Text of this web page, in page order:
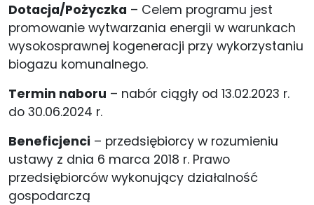
Dotacja/Pożyczka – Celem programu jest
promowanie wytwarzania energii w warunkach
wysokosprawnej kogeneracji przy wykorzystaniu
biogazu komunalnego.
Termin naboru – nabór ciągły od 13.02.2023 r.
do 30.06.2024 r.
Beneficjenci – przedsiębiorcy w rozumieniu
ustawy z dnia 6 marca 2018 r. Prawo
przedsiębiorców wykonujący działalność
gospodarczą